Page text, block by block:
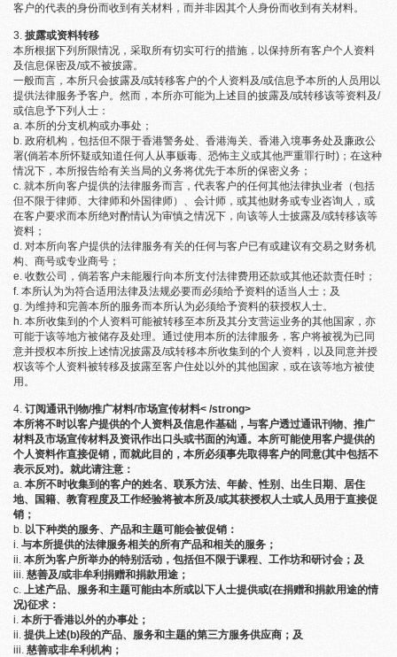
客户的代表的身份而收到有关材料，而并非因其个人身份而收到有关材料。
披露或资料转移
本所根据下列所限情况，采取所有切实可行的措施，以保持所有客户个人资料
及信息保密及/或不被披露。
一般而言，本所只会披露及/或转移客户的个人资料及/或信息予本所的人员用以
提供法律服务予客户。然而，本所亦可能为上述目的披露及/或转移该等资料及/
或信息予下列人士：
本所的分支机构或办事处；
政府机构，包括但不限于香港警务处、香港海关、香港入境事务处及廉政公
署(倘若本所怀疑或知道任何人从事贩毒、恐怖主义或其他严重罪行时)；在这种
情况下，本所报告给有关当局的义务将优先于本所的保密义务；
就本所向客户提供的法律服务而言，代表客户的任何其他法律执业者（包括
但不限于律师、大律师和外国律师）、会计师，或其他财务或专业咨询人，或
在客户要求而本所绝对酌情认为审慎之情况下，向该等人士披露及/或转移该等
资料；
对本所向客户提供的法律服务有关的任何与客户已有或建议有交易之财务机
构、商号或专业商号；
收数公司，倘若客户未能履行向本所支付法律费用还款或其他还款责任时；
本所认为为符合适用法律及法规必要而必须给予资料的适当人士；及
为维持和完善本所的服务而本所认为必须给予资料的获授权人士。
本所收集到的个人资料可能被转移至本所及其分支营运业务的其他国家，亦
可能于该等地方被储存及处理。通过使用本所的法律服务，客户将被视为已同
意并授权本所按上述情况披露及/或转移本所收集到的个人资料，以及同意并授
权该等个人资料被转移及披露至客户住处以外的其他国家，或在该等地方被使
用。
订阅通讯刊物/推广材料/市场宣传材料< /strong>
本所将不时以客户提供的个人资料及信息作基础，与客户透过通讯刊物、推广
材料及市场宣传材料及资讯作出口头或书面的沟通。本所可能使用客户提供的
个人资料作直接促销，而就此目的，本所必须事先取得客户的同意(其中包括不
表示反对)。就此请注意：
本所不时收集到的客户的姓名、联系方法、年龄、性别、出生日期、居住
地、国籍、教育程度及工作经验将被本所及/或其获授权人士或人员用于直接促
销；
以下种类的服务、产品和主题可能会被促销：
与本所提供的法律服务相关的所有产品和相关的服务；
本所为客户所举办的特别活动，包括但不限于课程、工作坊和研讨会；及
慈善及/或非牟利捐赠和捐款用途；
上述产品、服务和主题可能由本所或以下人士提供或(在捐赠和捐款用途的情
况)征求：
本所于香港以外的办事处；
提供上述(b)段的产品、服务和主题的第三方服务供应商；及
慈善或非牟利机构；